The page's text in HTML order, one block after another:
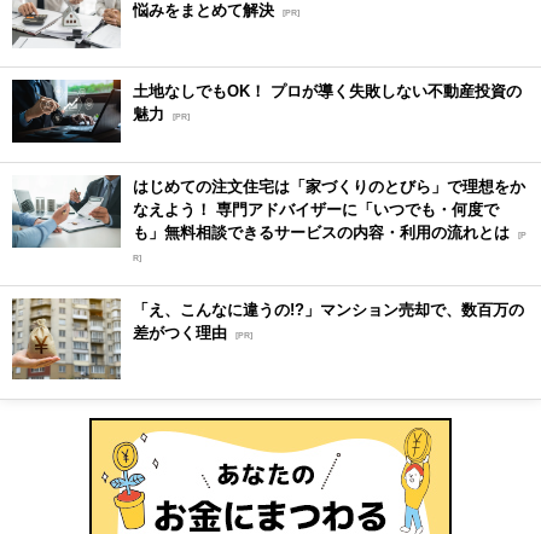
悩みをまとめて解決 [PR]
土地なしでもOK！ プロが導く失敗しない不動産投資の
魅力
[PR]
はじめての注文住宅は「家づくりのとびら」で理想をか
なえよう！ 専門アドバイザーに「いつでも・何度で
も」無料相談できるサービスの内容・利用の流れとは [P
R]
「え、こんなに違うの!?」マンション売却で、数百万の
差がつく理由 [PR]